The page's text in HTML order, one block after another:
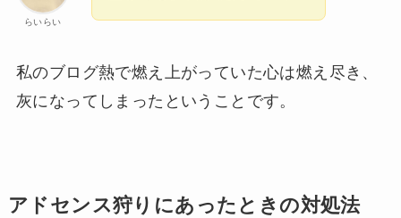
らいらい
私のブログ熱で燃え上がっていた心は燃え尽き、
灰になってしまったということです。
アドセンス狩りにあったときの対処法